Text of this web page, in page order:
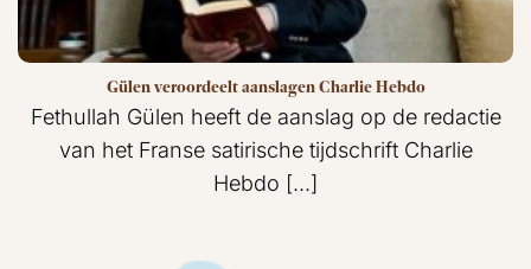
Gülen veroordeelt aanslagen Charlie Hebdo
Fethullah Gülen heeft de aanslag op de redactie
van het Franse satirische tijdschrift Charlie
Hebdo [...]